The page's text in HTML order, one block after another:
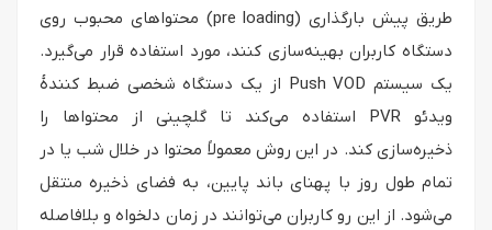
طریق پیش بارگذاری (pre loading) محتواهای محبوب روی
دستگاه کاربران بهینه‌سازی کنند، مورد استفاده قرار می‌گیرد.
یک سیستم Push VOD از یک دستگاه شخصی ضبط کنندهٔ
ویدئو PVR استفاده می‌کند تا گلچینی از محتواها را
ذخیره‌سازی کند. در این روش معمولاً محتوا در خلال شب یا در
تمام طول روز با پهنای باند پایین، به فضای ذخیره منتقل
می‌شود. از این رو کاربران می‌توانند در زمان دلخواه و بلافاصله